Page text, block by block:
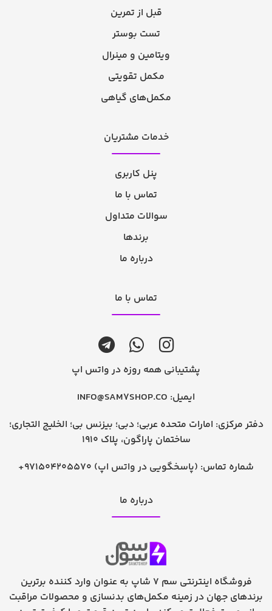
قبل از تمرین
تست بوستر
ویتامین و مینرال
مکمل تقویتی
مکمل‌های گیاهی
خدمات مشتریان
پنل کاربری
تماس با ما
سوالات متداول
برندها
درباره ما
تماس با ما
پشتیبانی همه روزه در واتس اپ
ایمیل: INFO@SAM7SHOP.CO
دفتر مرکزی: امارات متحده عربی؛ دبی؛ بیزنس بی؛ الخلیج التجاری؛
ساختمان پاراگون، پلاک 1910
شماره تماس: +971504205570 (پاسخگویی در واتس اپ)
درباره ما
فروشگاه اینترنتی سم 7 شاپ به عنوان وارد کننده برترین
برندهای جهان در زمینه مکمل‌های بدنسازی و محصولات مراقبت